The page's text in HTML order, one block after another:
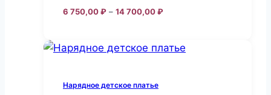
6 750,00₽ – 14 700,00₽Диапазон
750,00 ₽
товар
вариаций.
Нарядное детское платье